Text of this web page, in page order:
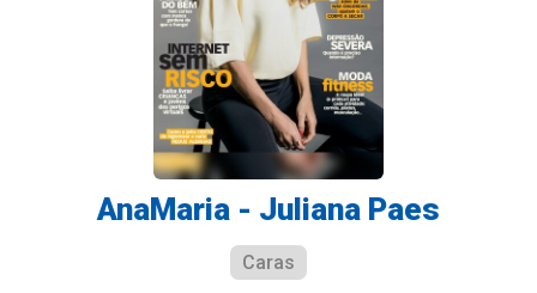
AnaMaria - Juliana Paes
Caras